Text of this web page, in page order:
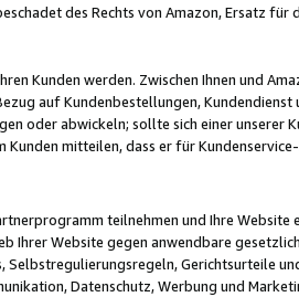
des Rechts von Amazon, Ersatz für
Kunden werden. Zwischen Ihnen und
auf Kundenbestellungen,
oder abwickeln; sollte sich einer unserer
mitteilen, dass er für
teilnehmen und Ihre
Ihrer Website gegen anwendbare
Gerichtsurteile
Datenschutz, Werbung und